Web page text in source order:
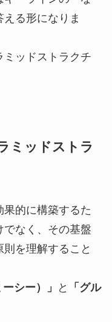
る形になりま
ミッドストラクチ
ミッドストラ
果的に構築するた
なく、その基盤
を理解すること
シー）」 と
「グル